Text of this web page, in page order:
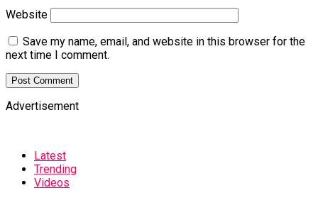
Website
Save my name, email, and website in this browser for the
next time I comment.
Advertisement
Latest
Trending
Videos